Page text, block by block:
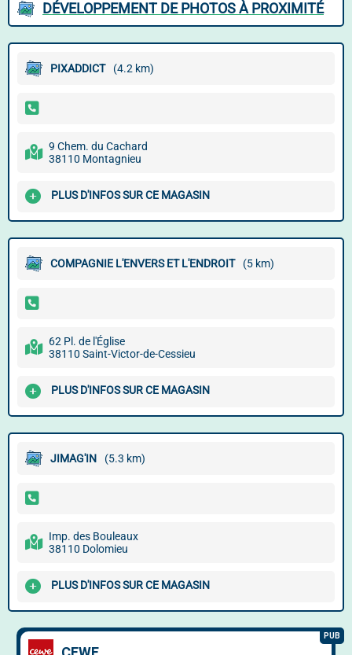
DÉVELOPPEMENT DE PHOTOS À PROXIMITÉ
PIXADDICT (4.2 km)
9 Chem. du Cachard
38110 Montagnieu
PLUS D'INFOS SUR CE MAGASIN
COMPAGNIE L'ENVERS ET L'ENDROIT (5 km)
62 Pl. de l'Église
38110 Saint-Victor-de-Cessieu
PLUS D'INFOS SUR CE MAGASIN
JIMAG'IN (5.3 km)
Imp. des Bouleaux
38110 Dolomieu
PLUS D'INFOS SUR CE MAGASIN